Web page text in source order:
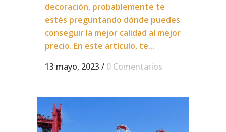
decoración, probablemente te
estés preguntando dónde puedes
conseguir la mejor calidad al mejor
precio. En este artículo, te...
13 mayo, 2023 / 0 Comentarios